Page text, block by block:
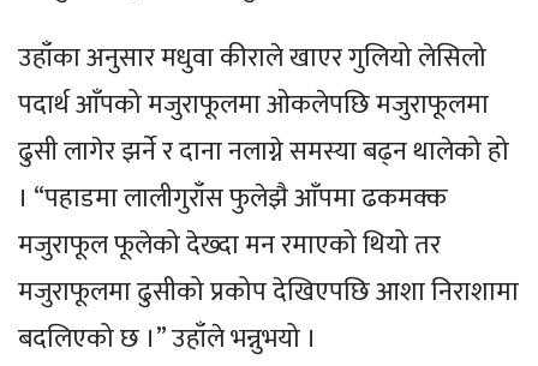
उहाँका अनुसार मधुवा कीराले खाएर गुलियो लेसिलो
पदार्थ आँपको मजुराफूलमा ओकलेपछि मजुराफूलमा
ढुसी लागेर झर्ने र दाना नलाग्ने समस्या बढ्न थालेको हो
। “पहाडमा लालीगुराँस फुलेझै आँपमा ढकमक्क
मजुराफूल फूलेको देख्दा मन रमाएको थियो तर
मजुराफूलमा ढुसीको प्रकोप देखिएपछि आशा निराशामा
बदलिएको छ ।” उहाँले भन्नुभयो ।